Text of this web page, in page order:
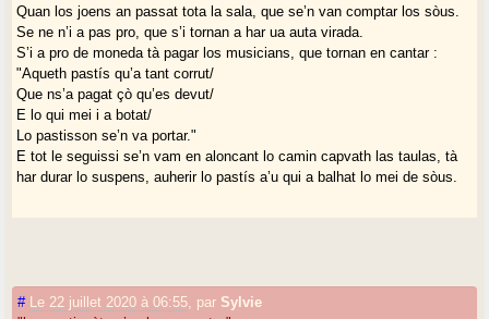
Quan los joens an passat tota la sala, que se’n van comptar los sòus.
Se ne n’i a pas pro, que s’i tornan a har ua auta virada.
S’i a pro de moneda tà pagar los musicians, que tornan en cantar :
"Aqueth pastís qu’a tant corrut/
Que ns’a pagat çò qu’es devut/
E lo qui mei i a botat/
Lo pastisson se’n va portar."
E tot le seguissi se’n vam en aloncant lo camin capvath las taulas, tà
har durar lo suspens, auherir lo pastís a’u qui a balhat lo mei de sòus.
# Le 22 juillet 2020 à 06:55 parSylvie